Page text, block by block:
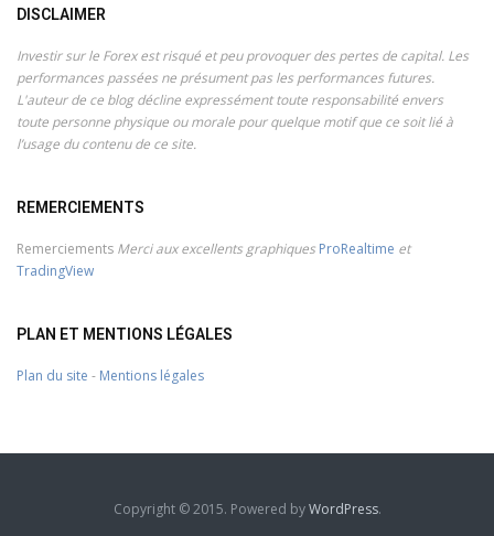
DISCLAIMER
Investir sur le Forex est risqué et peu provoquer des pertes de capital. Les
performances passées ne présument pas les performances futures.
L'auteur de ce blog décline expressément toute responsabilité envers
toute personne physique ou morale pour quelque motif que ce soit lié à
l’usage du contenu de ce site.
REMERCIEMENTS
Remerciements Merci aux excellents graphiques ProRealtime et
TradingView
PLAN ET MENTIONS LÉGALES
Plan du site - Mentions légales
Copyright © 2015. Powered byWordPress.